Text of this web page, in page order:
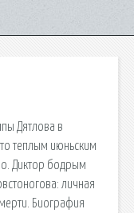
Дятлова в
теплым июньским
Диктор бодрым
личная
Биография